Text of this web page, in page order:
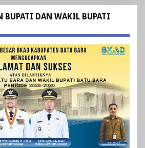
BUPATI DAN WAKIL BUPATI